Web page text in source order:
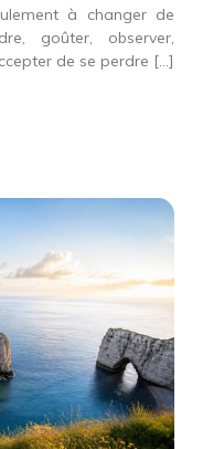
à changer de
goûter, observer,
de se perdre […]